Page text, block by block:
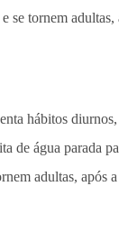
hábitos
de água parada
adultas, após